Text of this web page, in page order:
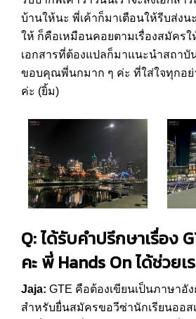
บ้านให้นะ พี่เค้าก็มาเตือนให้รีบส่งน
ให้ ก็คือเหมือนคอยตามเรื่องสมัครใ
เอกสารที่ต้องแปลก็มาแนะนำสถาบั
ขอบคุณพี่นกมาก ๆ ค่ะ ที่ใส่ใจทุกอย่
ค่ะ (ยิ้ม)
Q: ได้รับคำปรึกษาเรื่อง
คะ พี่ Hands On ได้ช่วยเ
Jaja: GTE คือต้องเขียนเป็นภาษาอั
สำหรับยื่นสมัครขอวีซ่านักเรียนออส